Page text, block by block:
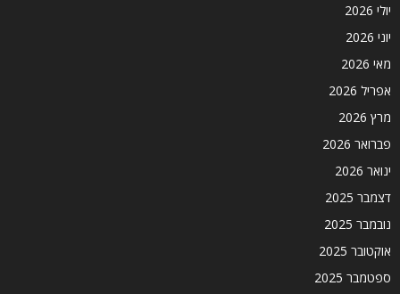
יולי 2026
יוני 2026
מאי 2026
אפריל 2026
מרץ 2026
פברואר 2026
ינואר 2026
דצמבר 2025
נובמבר 2025
אוקטובר 2025
ספטמבר 2025